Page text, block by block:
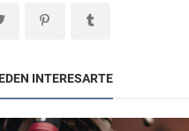
INTERESARTE